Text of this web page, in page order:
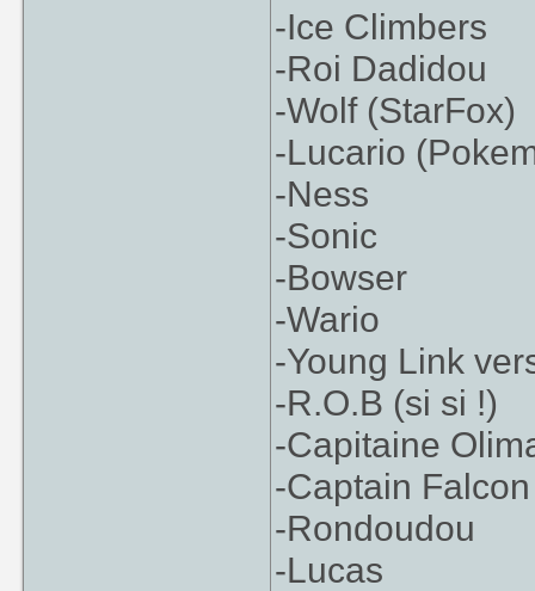
-Ice Climbers
-Roi Dadidou
-Wolf (StarFox)
-Lucario
-Ness
-Sonic
-Bowser
-Wario
-Young Link
-R.O.B (si si !)
-Capitaine
-Captain Falcon
-Rondoudou
-Lucas